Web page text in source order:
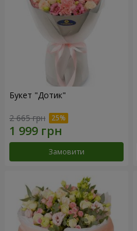
Букет "Дотик"
2 665 грн
Замовити